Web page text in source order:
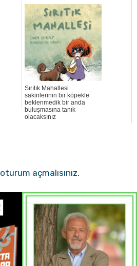
Sırıtık Mahallesi
sakinlerinin bir köpekle
beklenmedik bir anda
buluşmasına tanık
olacaksınız
oturum açmalısınız.